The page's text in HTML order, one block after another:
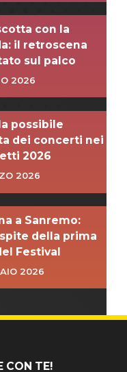
con la
il retroscena
sul palco
2026
possibile
dei concerti nei
2026
2026
a Sanremo:
della prima
Festival
2026
CON TE!